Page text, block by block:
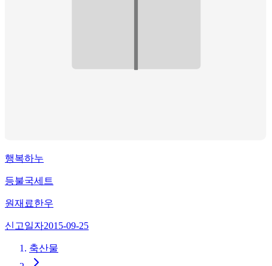
행복하누
등불국세트
원재료한우
신고일자2015-09-25
축산물